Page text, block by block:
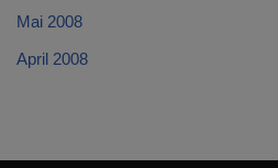
Mai 2008
April 2008